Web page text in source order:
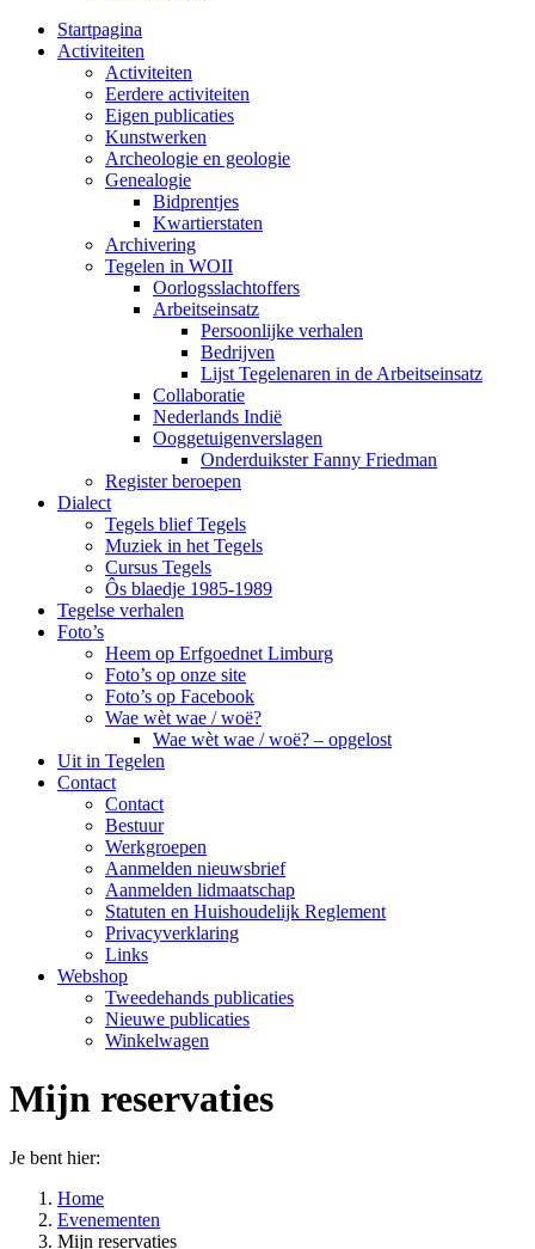
Startpagina
Activiteiten
Activiteiten
Eerdere activiteiten
Eigen publicaties
Kunstwerken
Archeologie en geologie
Genealogie
Bidprentjes
Kwartierstaten
Archivering
Tegelen in WOII
Oorlogsslachtoffers
Arbeitseinsatz
Persoonlijke verhalen
Bedrijven
Lijst Tegelenaren in de Arbeitseinsatz
Collaboratie
Nederlands Indië
Ooggetuigenverslagen
Onderduikster Fanny Friedman
Register beroepen
Dialect
Tegels blief Tegels
Muziek in het Tegels
Cursus Tegels
Ôs blaedje 1985-1989
Tegelse verhalen
Foto’s
Heem op Erfgoednet Limburg
Foto’s op onze site
Foto’s op Facebook
Wae wèt wae / woë?
Wae wèt wae / woë? – opgelost
Uit in Tegelen
Contact
Contact
Bestuur
Werkgroepen
Aanmelden nieuwsbrief
Aanmelden lidmaatschap
Statuten en Huishoudelijk Reglement
Privacyverklaring
Links
Webshop
Tweedehands publicaties
Nieuwe publicaties
Winkelwagen
Mijn reservaties
Je bent hier:
Home
Evenementen
Mijn reservaties